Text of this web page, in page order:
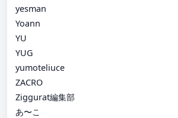
yesman
Yoann
YU
YUG
yumoteliuce
ZACRO
Ziggurat編集部
あ〜こ